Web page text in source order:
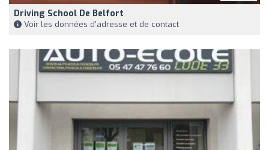
Driving School De Belfort
Voir les données d'adresse et de contact